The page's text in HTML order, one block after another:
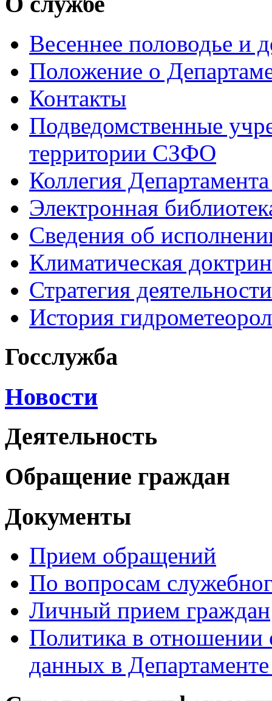
Весеннее половодье и
Положение о
Контакты
Подведомственные
территории СЗФО
Коллегия
Электронная
Сведения об
Климатическая
Стратегия деятельности
История
Госслужба
Новости
Деятельность
Обращение граждан
Документы
Прием обращений
По вопросам
Личный прием граждан
Политика в отношении
данных в